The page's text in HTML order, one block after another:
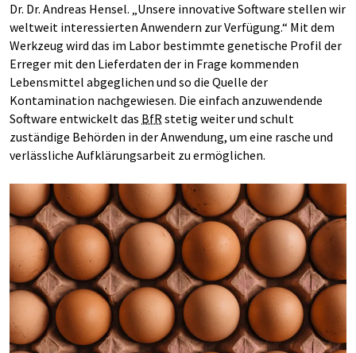
Dr. Dr. Andreas Hensel. „Unsere innovative Software stellen wir
weltweit interessierten Anwendern zur Verfügung.“ Mit dem
Werkzeug wird das im Labor bestimmte genetische Profil der
Erreger mit den Lieferdaten der in Frage kommenden
Lebensmittel abgeglichen und so die Quelle der
Kontamination nachgewiesen. Die einfach anzuwendende
Software entwickelt das BfRstetig weiter und schult
zuständige Behörden in der Anwendung, um eine rasche und
verlässliche Aufklärungsarbeit zu ermöglichen.